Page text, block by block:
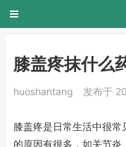
膝盖疼抹什么
huoshantang 发布于
膝盖疼是日常生活中很
的原因有很多，如关节